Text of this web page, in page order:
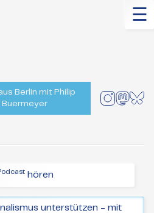
☰
Berlin mit Philip
Buermeyer
hören
unterstützen - mit